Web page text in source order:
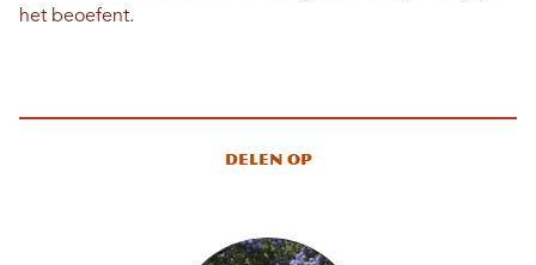
het beoefent.
Delen op